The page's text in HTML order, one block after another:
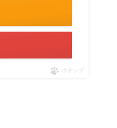
ポチップ